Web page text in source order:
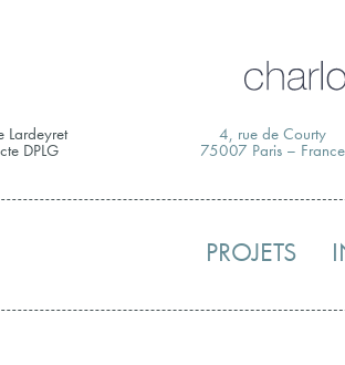
Lardeyret
DPLG
4, rue de Courty
75007 Paris – France
PROJETS